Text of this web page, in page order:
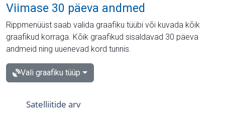
Viimase 30 päeva andmed
Rippmenüüst saab valida graafiku tüübi või kuvada kõik
graafikud korraga. Kõik graafikud sisaldavad 30 päeva
andmeid ning uuenevad kord tunnis.
Vali graafiku tüüp
Satelliitide arv